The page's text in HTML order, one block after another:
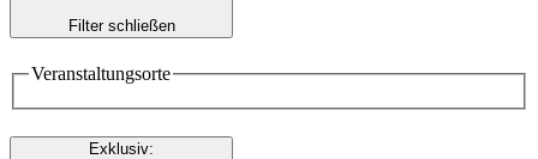
Filter schließen
Veranstaltungsorte
Exklusiv: